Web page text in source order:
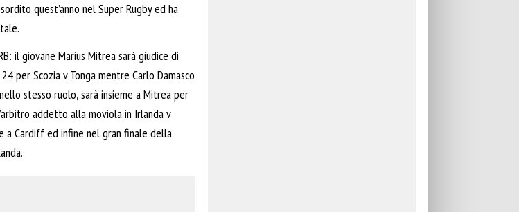
quest’anno nel Super Rugby ed ha
il giovane Marius Mitrea sarà giudice di
per Scozia v Tonga mentre Carlo Damasco
stesso ruolo, sarà insieme a Mitrea per
addetto alla moviola in Irlanda v
a Cardiff ed infine nel gran finale della